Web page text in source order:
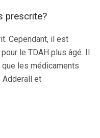
prescrite?
Cependant, il est
le TDAH plus âgé. Il
les médicaments
Adderall et